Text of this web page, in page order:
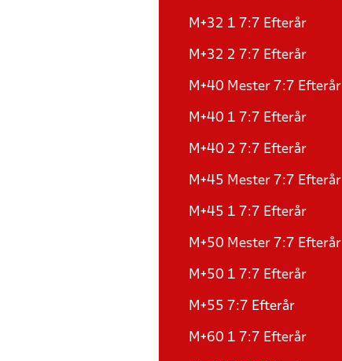
M+32 1 7:7 Efterår
M+32 2 7:7 Efterår
M+40 Mester 7:7 Efterår
M+40 1 7:7 Efterår
M+40 2 7:7 Efterår
M+45 Mester 7:7 Efterår
M+45 1 7:7 Efterår
M+50 Mester 7:7 Efterår
M+50 1 7:7 Efterår
M+55 7:7 Efterår
M+60 1 7:7 Efterår